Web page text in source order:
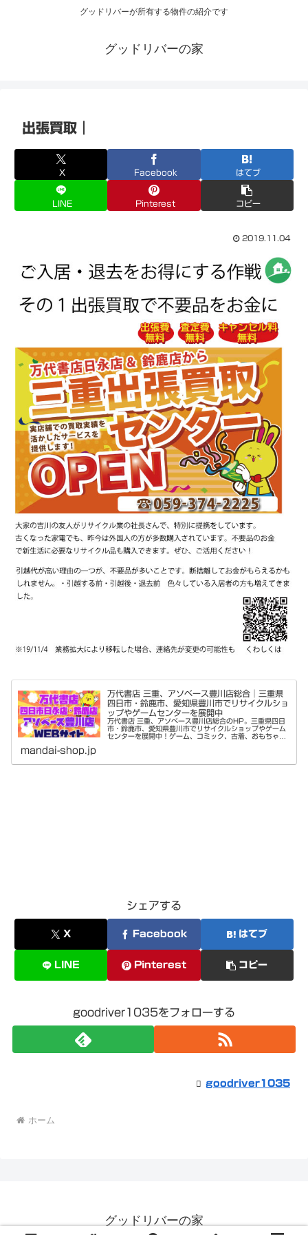
グッドリバーが所有する物件の紹介です
グッドリバーの家
出張買取｜
X Facebook はてブ
LINE Pinterest コピー
2019.11.04
万代書店 三重、アソベース豊川店総合│三重県
四日市・鈴鹿市、愛知県豊川市でリサイクルショ
ップやゲームセンターを展開中
万代書店 三重、アソベース豊川店総合のHP。三重県四日
市・鈴鹿市、愛知県豊川市でリサイクルショップやゲーム
センターを展開中！ゲーム、コミック、古着、おもちゃ、
mandai-shop.jp
シェアする
X Facebook はてブ
LINE Pinterest コピー
goodriver1035をフォローする
goodriver1035
ホーム
グッドリバーの家